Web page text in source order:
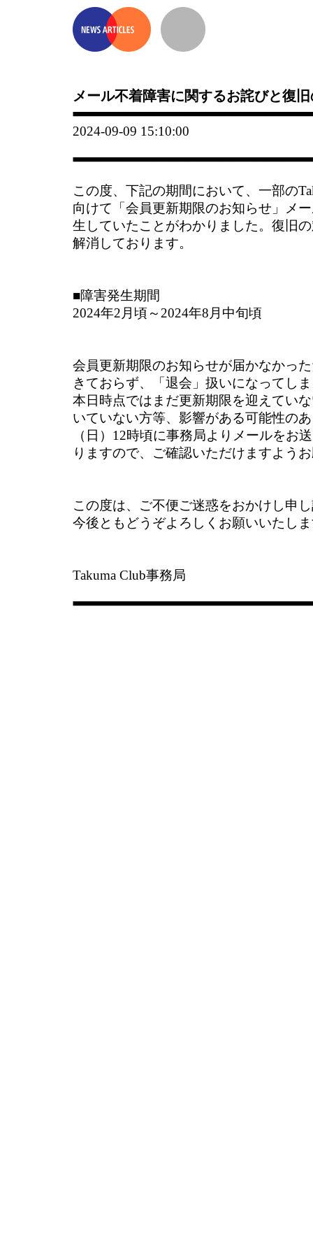
メール不着障害に関するお詫びと復
2024-09-09 15:10:00
この度、下記の期間において、一部の
向けて「会員更新期限のお知らせ」メ
生していたことがわかりました。復旧
解消しております。
■障害発生期間
2024年2月頃～2024年8月中旬頃
会員更新期限のお知らせが届かなかっ
きておらず、「退会」扱いになってし
本日時点ではまだ更新期限を迎えてい
いていない方等、影響がある可能性の
（日）12時頃に事務局よりメールをお
りますので、ご確認いただけますよう
この度は、ご不便ご迷惑をおかけし申
今後ともどうぞよろしくお願いいたし
Takuma Club事務局